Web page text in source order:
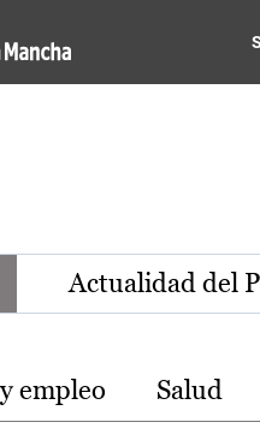
de
Actualidad del
empleo Salud